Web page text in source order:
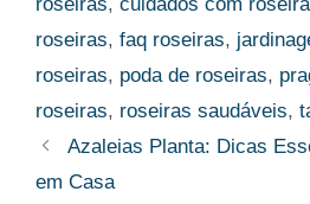
roseiras, faq roseiras,
roseiras, poda de roseiras,
roseiras, roseiras saudáveis,
Azaleias Planta: Dicas
em Casa